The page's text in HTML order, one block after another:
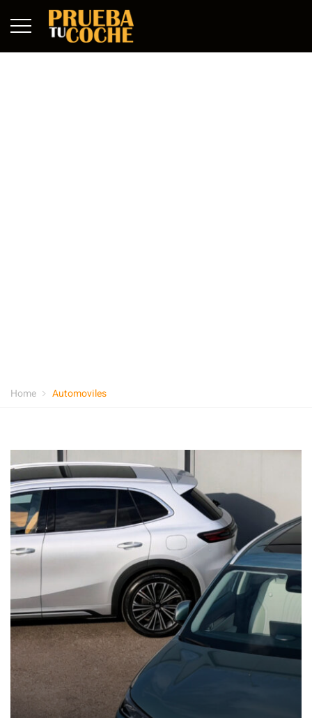
Home Automoviles